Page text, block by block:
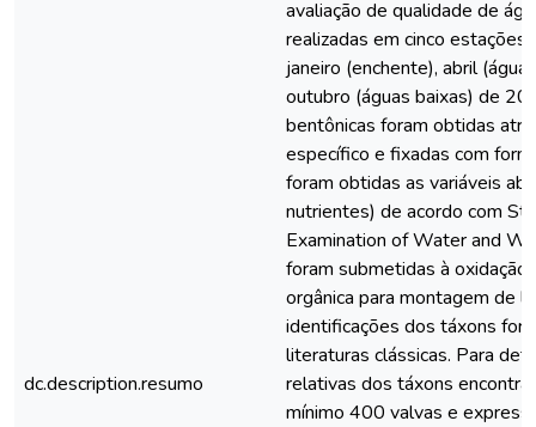
dc.description.resumo
avaliação de qualidade de
realizadas em cinco
janeiro (enchente), abril
outubro (águas baixas) de
bentônicas foram obtidas
específico e fixadas com
foram obtidas as variáveis
nutrientes) de acordo com
Examination of Water and
foram submetidas à oxidação
orgânica para montagem de
identificações dos táxons
literaturas clássicas. Para
relativas dos táxons
mínimo 400 valvas e